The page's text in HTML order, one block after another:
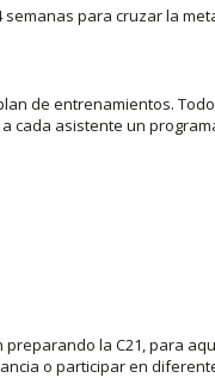
para cruzar la
de entrenamientos.
cada asistente un
la C21, para
o participar en